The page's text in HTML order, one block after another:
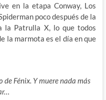
en la etapa Conway, Los
poco después de la
la Patrulla X, lo que todos
la marmota es el día en que
de Fénix. Y muere nada más